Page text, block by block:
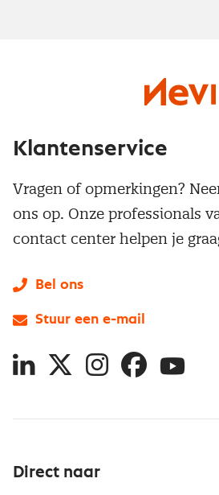
Direct naar
Klantenservice
Vragen of opmerkingen?
ons op. Onze professionals
contact center helpen je
Bel ons
Stuur een e-mail
LinkedIn
X InstagramFacebookYouTube